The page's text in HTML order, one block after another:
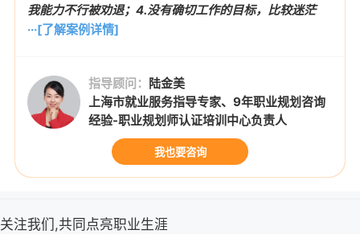
我能力不行被劝退；4.没有确切工作的目标，比较迷茫
···[了解案例详情]
指导顾问： 陆金美
上海市就业服务指导专家、9年职业规划咨询
经验-职业规划师认证培训中心负责人
我也要咨询
关注我们,共同点亮职业生涯